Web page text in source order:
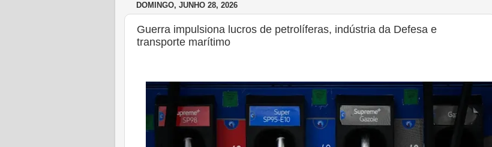
DOMINGO, JUNHO 28, 2026
Guerra impulsiona lucros de petrolíferas, indústria da Defesa e
transporte marítimo